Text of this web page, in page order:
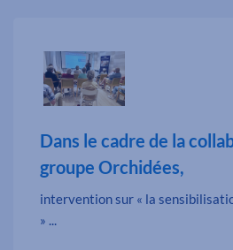
Dans le cadre de la
groupe Orchidées,
intervention sur « la
» ...